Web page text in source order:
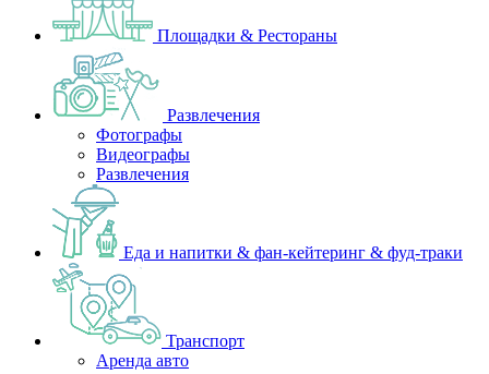
Площадки & Рестораны
Развлечения
Фотографы
Видеографы
Развлечения
Еда и напитки & фан-кейтеринг & фуд-траки
Транспорт
Аренда авто